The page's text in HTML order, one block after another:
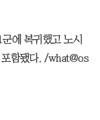
에 복귀했고 노시
함됐다. /what@os